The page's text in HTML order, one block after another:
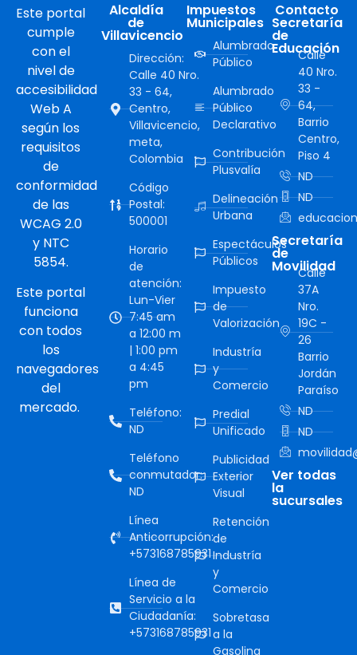
Este portal
cumple
con el
nivel de
accesibilidad
Web A
según los
requisitos
de
conformidad
de las
WCAG 2.0
y NTC
5854.
Este portal
funciona
con todos
los
navegadores
del
mercado.
Alcaldía
de
Villavicencio
Dirección:
Calle 40 Nro.
33 - 64,
Centro,
Villavicencio,
meta,
Colombia
Código
Postal:
500001
Horario
de
atención:
Lun-Vier
7:45 am
a 12:00 m
| 1:00 pm
a 4:45
pm
Teléfono:
ND
Teléfono
conmutador:
ND
Línea
Anticorrupción:
+573168785931
Línea de
Servicio a la
Ciudadanía:
+573168785931
Impuestos
Municipales
Alumbrado
Público
Alumbrado
Público
Declarativo
Contribución
Plusvalía
Delineación
Urbana
Espectáculos
Públicos
Impuesto
de
Valorización
Industría
y
Comercio
Predial
Unificado
Publicidad
Exterior
Visual
Retención
de
Industría
y
Comercio
Sobretasa
a la
Gasolina
Contacto
Secretaría
de
Educación
Calle
40 Nro.
33 -
64,
Barrio
Centro,
Piso 4
ND
ND
Secretaría
de
Movilidad
Calle
37A
Nro.
19C -
26
Barrio
Jordán
Paraíso
ND
ND
Ver todas
la
sucursales